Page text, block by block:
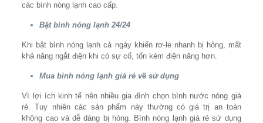
các bình nóng lạnh cao cấp.
Bật bình nóng lạnh 24/24
Khi bật bình nóng lạnh cả ngày khiến rơ-le nhanh bị hỏng, mất
khả năng ngắt điện khi có sự cố, tốn kém điện năng hơn.
Mua bình nóng lạnh giá rẻ về sử dụng
Vì lợi ích kinh tế nên nhiều gia đình chọn bình nước nóng giá
rẻ. Tuy nhiên các sản phẩm này thường có giá trị an toàn
không cao và dễ dàng bị hỏng. Bình nóng lạnh giá rẻ sử dụng